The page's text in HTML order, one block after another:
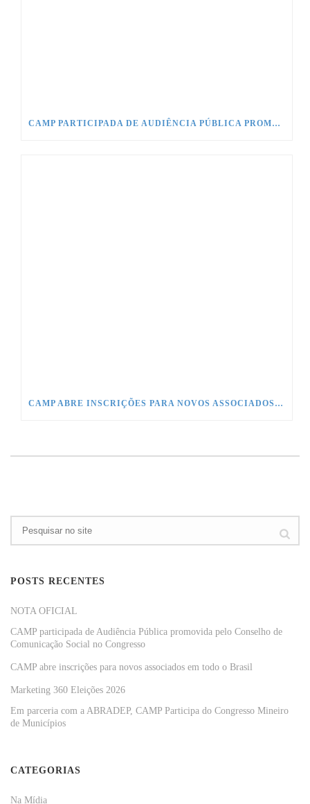
CAMP PARTICIPADA DE AUDIÊNCIA PÚBLICA PROMOVIDA PELO CONSELHO DE COMUNICAÇÃO SOCIAL NO CONGRESSO
CAMP ABRE INSCRIÇÕES PARA NOVOS ASSOCIADOS EM TODO O BRASIL
POSTS RECENTES
NOTA OFICIAL
CAMP participada de Audiência Pública promovida pelo Conselho de
Comunicação Social no Congresso
CAMP abre inscrições para novos associados em todo o Brasil
Marketing 360 Eleições 2026
Em parceria com a ABRADEP, CAMP Participa do Congresso Mineiro
de Municípios
CATEGORIAS
Na Mídia